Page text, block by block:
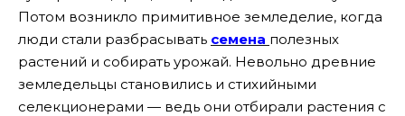
Потом возникло примитивное земледелие, когда
люди стали разбрасывать семена полезных
растений и собирать урожай. Невольно древние
земледельцы становились и стихийными
селекционерами — ведь они отбирали растения с